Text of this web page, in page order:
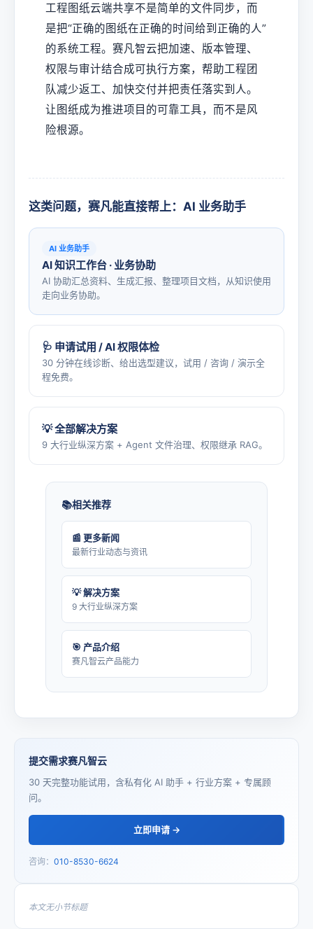
工程图纸云端共享不是简单的文件同步，而
是把“正确的图纸在正确的时间给到正确的人”
的系统工程。赛凡智云把加速、版本管理、
权限与审计结合成可执行方案，帮助工程团
队减少返工、加快交付并把责任落实到人。
让图纸成为推进项目的可靠工具，而不是风
险根源。
这类问题，赛凡能直接帮上：AI 业务助手
AI 业务助手
AI 知识工作台 · 业务协助
AI 协助汇总资料、生成汇报、整理项目文档，从知识使用
走向业务协助。
🩺 申请试用 / AI 权限体检
30 分钟在线诊断、给出选型建议，试用 / 咨询 / 演示全
程免费。
💡 全部解决方案
9 大行业纵深方案 + Agent 文件治理、权限继承 RAG。
相关推荐
📰 更多新闻
最新行业动态与资讯
💡 解决方案
9 大行业纵深方案
🎯 产品介绍
赛凡智云产品能力
提交需求赛凡智云
30 天完整功能试用，含私有化 AI 助手 + 行业方案 + 专属顾
问。
立即申请 →
咨询： 010-8530-6624
本文无小节标题